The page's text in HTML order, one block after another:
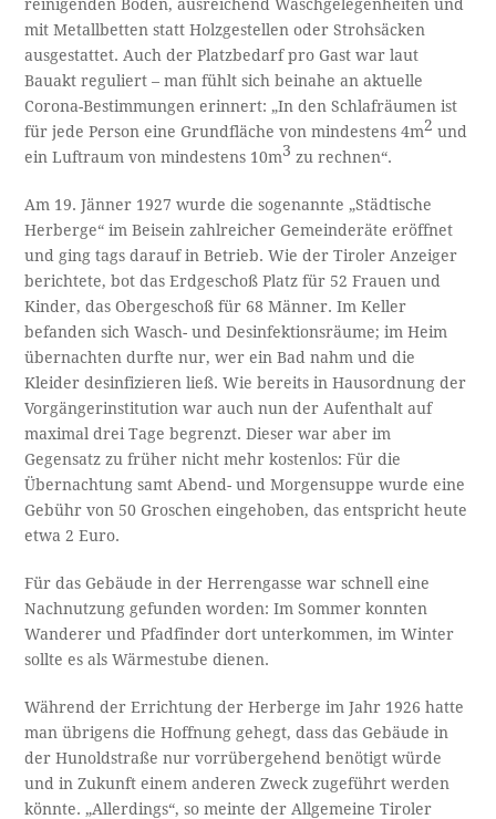
reinigenden Böden, ausreichend Waschgelegenheiten und
mit Metallbetten statt Holzgestellen oder Strohsäcken
ausgestattet. Auch der Platzbedarf pro Gast war laut
Bauakt reguliert – man fühlt sich beinahe an aktuelle
Corona-Bestimmungen erinnert: „In den Schlafräumen ist
für jede Person eine Grundfläche von mindestens 4m2 und
ein Luftraum von mindestens 10m3 zu rechnen“.
Am 19. Jänner 1927 wurde die sogenannte „Städtische
Herberge“ im Beisein zahlreicher Gemeinderäte eröffnet
und ging tags darauf in Betrieb. Wie der Tiroler Anzeiger
berichtete, bot das Erdgeschoß Platz für 52 Frauen und
Kinder, das Obergeschoß für 68 Männer. Im Keller
befanden sich Wasch- und Desinfektionsräume; im Heim
übernachten durfte nur, wer ein Bad nahm und die
Kleider desinfizieren ließ. Wie bereits in Hausordnung der
Vorgängerinstitution war auch nun der Aufenthalt auf
maximal drei Tage begrenzt. Dieser war aber im
Gegensatz zu früher nicht mehr kostenlos: Für die
Übernachtung samt Abend- und Morgensuppe wurde eine
Gebühr von 50 Groschen eingehoben, das entspricht heute
etwa 2 Euro.
Für das Gebäude in der Herrengasse war schnell eine
Nachnutzung gefunden worden: Im Sommer konnten
Wanderer und Pfadfinder dort unterkommen, im Winter
sollte es als Wärmestube dienen.
Während der Errichtung der Herberge im Jahr 1926 hatte
man übrigens die Hoffnung gehegt, dass das Gebäude in
der Hunoldstraße nur vorrübergehend benötigt würde
und in Zukunft einem anderen Zweck zugeführt werden
könnte. „Allerdings“, so meinte der Allgemeine Tiroler